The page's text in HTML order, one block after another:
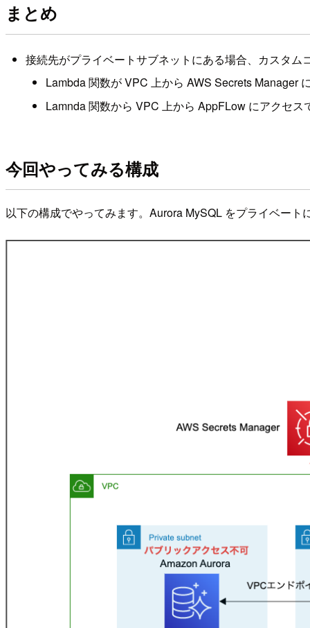
まとめ
接続先がプライベートサブネットにある場合、カスタ
Lambda 関数が VPC 上から AWS Secrets Manager
Lamnda 関数から VPC 上から AppFLow にアクセス
今回やってみる構成
以下の構成でやってみます。Aurora MySQL をプライベー